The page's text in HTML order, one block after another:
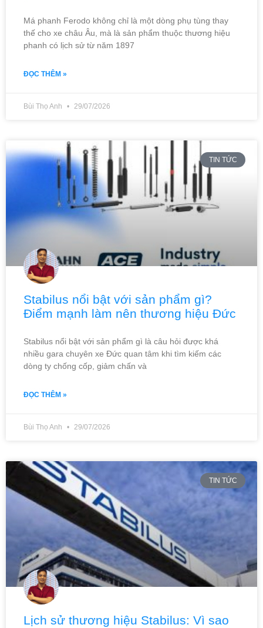
Má phanh Ferodo không chỉ là một dòng phụ tùng thay
thế cho xe châu Âu, mà là sản phẩm thuộc thương hiệu
phanh có lịch sử từ năm 1897
ĐỌC THÊM »
Bùi Thọ Anh 29/07/2026
TIN TỨC
Stabilus nổi bật với sản phẩm gì?
Điểm mạnh làm nên thương hiệu Đức
Stabilus nổi bật với sản phẩm gì là câu hỏi được khá
nhiều gara chuyên xe Đức quan tâm khi tìm kiếm các
dòng ty chống cốp, giảm chấn và
ĐỌC THÊM »
Bùi Thọ Anh 29/07/2026
TIN TỨC
Lịch sử thương hiệu Stabilus: Vì sao